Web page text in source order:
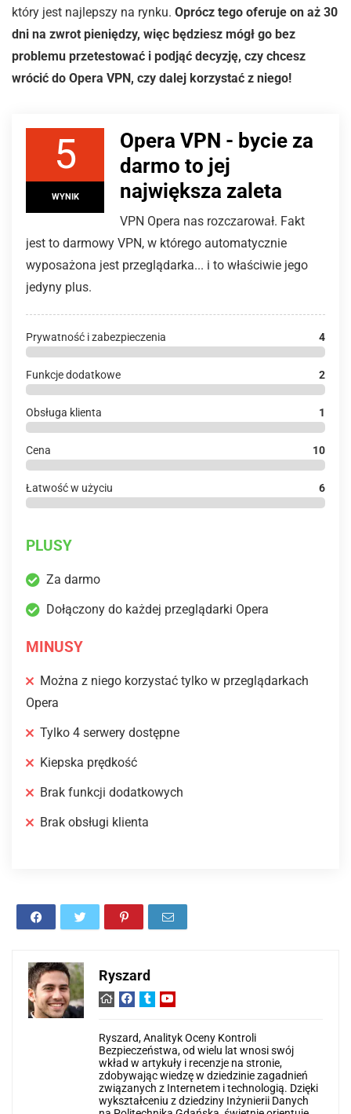
który jest najlepszy na rynku. Oprócz tego oferuje on aż 30
dni na zwrot pieniędzy, więc będziesz mógł go bez
problemu przetestować i podjąć decyzję, czy chcesz
wrócić do Opera VPN, czy dalej korzystać z niego!
5
WYNIK
Opera VPN - bycie za
darmo to jej
największa zaleta
VPN Opera nas rozczarował. Fakt
jest to darmowy VPN, w którego automatycznie
wyposażona jest przeglądarka... i to właściwie jego
jedyny plus.
Prywatność i zabezpieczenia 4
Funkcje dodatkowe 2
Obsługa klienta 1
Cena 10
Łatwość w użyciu 6
PLUSY
Za darmo
Dołączony do każdej przeglądarki Opera
MINUSY
Można z niego korzystać tylko w przeglądarkach
Opera
Tylko 4 serwery dostępne
Kiepska prędkość
Brak funkcji dodatkowych
Brak obsługi klienta
Ryszard
Ryszard, Analityk Oceny Kontroli
Bezpieczeństwa, od wielu lat wnosi swój
wkład w artykuły i recenzje na stronie,
zdobywając wiedzę w dziedzinie zagadnień
związanych z Internetem i technologią. Dzięki
wykształceniu z dziedziny Inżynierii Danych